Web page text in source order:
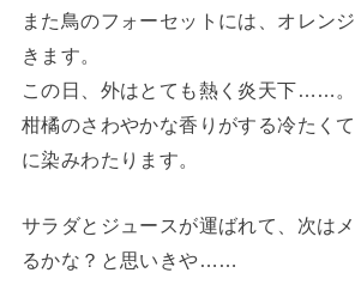
また鳥のフォーセットには、オレン
きます。
この日、外はとても熱く炎天下……。
柑橘のさわやかな香りがする冷たく
に染みわたります。
サラダとジュースが運ばれて、次は
るかな？と思いきや……